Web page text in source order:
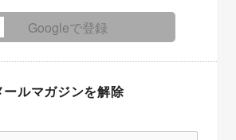
Googleで登録
ールマガジンを解除